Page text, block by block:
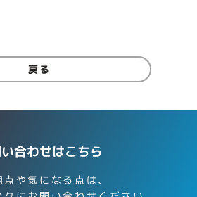
戻る
合わせはこちら
点や気になる点は、